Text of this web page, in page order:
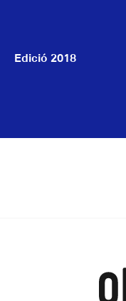
Edició 2018